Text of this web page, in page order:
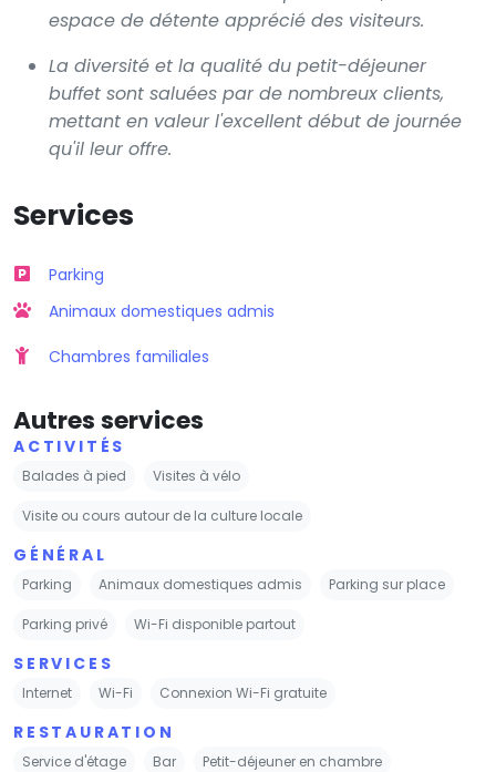
espace de détente apprécié des visiteurs.
La diversité et la qualité du petit-déjeuner
buffet sont saluées par de nombreux clients,
mettant en valeur l'excellent début de journée
qu'il leur offre.
Services
Parking
Animaux domestiques admis
Chambres familiales
Autres services
ACTIVITÉS
Balades à pied Visites à vélo
Visite ou cours autour de la culture locale
GÉNÉRAL
Parking Animaux domestiques admis Parking sur place
Parking privé Wi-Fi disponible partout
SERVICES
Internet Wi-Fi Connexion Wi-Fi gratuite
RESTAURATION
Service d'étage Bar Petit-déjeuner en chambre